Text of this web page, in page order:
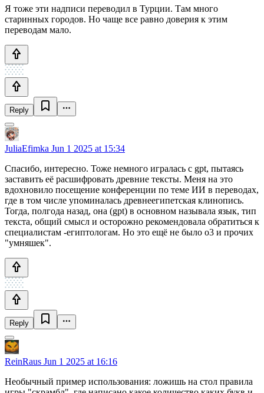
Я тоже эти надписи переводил в Турции. Там много
старинных городов. Но чаще все равно доверия к этим
переводам мало.
Reply
JuliaEfimka Jun 1 2025 at 15:34
Спасибо, интересно. Тоже немного игралась с gpt, пытаясь
заставить её расшифровать древние тексты. Меня на это
вдохновило посещение конференции по теме ИИ в переводах,
где в том числе упоминалась древнеегипетская клинопись.
Тогда, полгода назад, она (gpt) в основном называла язык, тип
текста, общий смысл и осторожно рекомендовала обратиться к
специалистам -египтологам. Но это ещё не было o3 и прочих
"умняшек".
Reply
ReinRaus Jun 1 2025 at 16:16
Необычный пример использования: ложишь на стол правила